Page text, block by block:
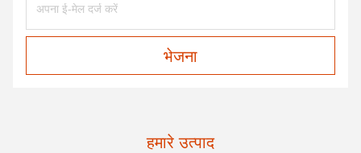
भेजना
हमारे उत्पाद